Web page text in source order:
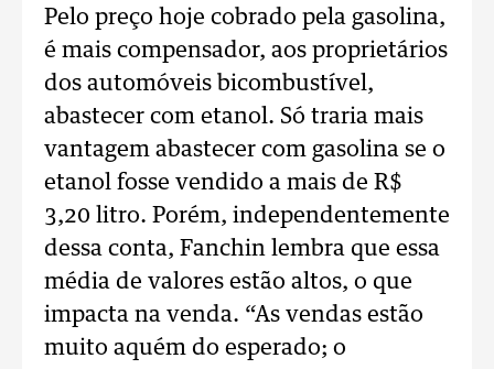
Pelo preço hoje cobrado pela gasolina,
é mais compensador, aos proprietários
dos automóveis bicombustível,
abastecer com etanol. Só traria mais
vantagem abastecer com gasolina se o
etanol fosse vendido a mais de R$
3,20 litro. Porém, independentemente
dessa conta, Fanchin lembra que essa
média de valores estão altos, o que
impacta na venda. “As vendas estão
muito aquém do esperado; o